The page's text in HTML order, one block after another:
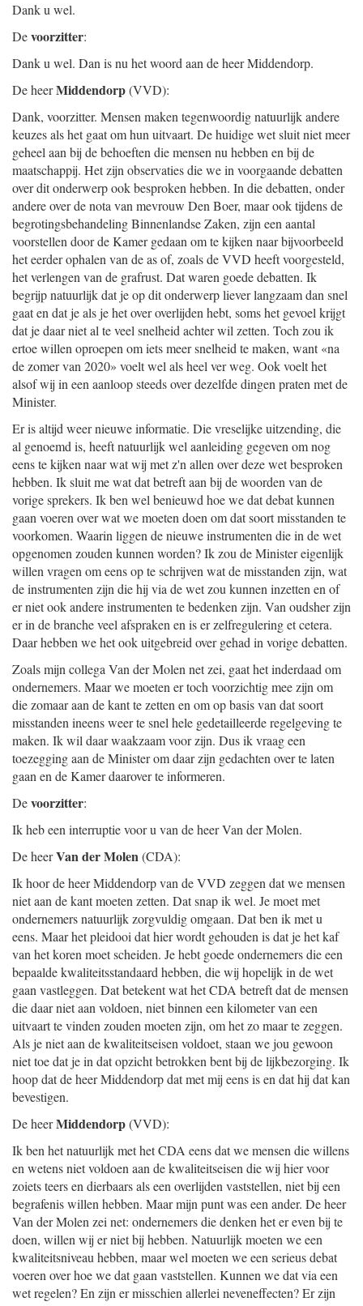
Dank u wel.
Devoorzitter:
Dank u wel. Dan is nu het woord aan de heer Middendorp.
De heerMiddendorp(VVD):
Dank, voorzitter. Mensen maken tegenwoordig natuurlijk andere
keuzes als het gaat om hun uitvaart. De huidige wet sluit niet meer
geheel aan bij de behoeften die mensen nu hebben en bij de
maatschappij. Het zijn observaties die we in voorgaande debatten
over dit onderwerp ook besproken hebben. In die debatten, onder
andere over de nota van mevrouw Den Boer, maar ook tijdens de
begrotingsbehandeling Binnenlandse Zaken, zijn een aantal
voorstellen door de Kamer gedaan om te kijken naar bijvoorbeeld
het eerder ophalen van de as of, zoals de VVD heeft voorgesteld,
het verlengen van de grafrust. Dat waren goede debatten. Ik
begrijp natuurlijk dat je op dit onderwerp liever langzaam dan snel
gaat en dat je als je het over overlijden hebt, soms het gevoel krijgt
dat je daar niet al te veel snelheid achter wil zetten. Toch zou ik
ertoe willen oproepen om iets meer snelheid te maken, want «na
de zomer van 2020» voelt wel als heel ver weg. Ook voelt het
alsof wij in een aanloop steeds over dezelfde dingen praten met de
Minister.
Er is altijd weer nieuwe informatie. Die vreselijke uitzending, die
al genoemd is, heeft natuurlijk wel aanleiding gegeven om nog
eens te kijken naar wat wij met z'n allen over deze wet besproken
hebben. Ik sluit me wat dat betreft aan bij de woorden van de
vorige sprekers. Ik ben wel benieuwd hoe we dat debat kunnen
gaan voeren over wat we moeten doen om dat soort misstanden te
voorkomen. Waarin liggen de nieuwe instrumenten die in de wet
opgenomen zouden kunnen worden? Ik zou de Minister eigenlijk
willen vragen om eens op te schrijven wat de misstanden zijn, wat
de instrumenten zijn die hij via de wet zou kunnen inzetten en of
er niet ook andere instrumenten te bedenken zijn. Van oudsher zijn
er in de branche veel afspraken en is er zelfregulering et cetera.
Daar hebben we het ook uitgebreid over gehad in vorige debatten.
Zoals mijn collega Van der Molen net zei, gaat het inderdaad om
ondernemers. Maar we moeten er toch voorzichtig mee zijn om
die zomaar aan de kant te zetten en om op basis van dat soort
misstanden ineens weer te snel hele gedetailleerde regelgeving te
maken. Ik wil daar waakzaam voor zijn. Dus ik vraag een
toezegging aan de Minister om daar zijn gedachten over te laten
gaan en de Kamer daarover te informeren.
Devoorzitter:
Ik heb een interruptie voor u van de heer Van der Molen.
De heerVan der Molen(CDA):
Ik hoor de heer Middendorp van de VVD zeggen dat we mensen
niet aan de kant moeten zetten. Dat snap ik wel. Je moet met
ondernemers natuurlijk zorgvuldig omgaan. Dat ben ik met u
eens. Maar het pleidooi dat hier wordt gehouden is dat je het kaf
van het koren moet scheiden. Je hebt goede ondernemers die een
bepaalde kwaliteitsstandaard hebben, die wij hopelijk in de wet
gaan vastleggen. Dat betekent wat het CDA betreft dat de mensen
die daar niet aan voldoen, niet binnen een kilometer van een
uitvaart te vinden zouden moeten zijn, om het zo maar te zeggen.
Als je niet aan de kwaliteitseisen voldoet, staan we jou gewoon
niet toe dat je in dat opzicht betrokken bent bij de lijkbezorging. Ik
hoop dat de heer Middendorp dat met mij eens is en dat hij dat kan
bevestigen.
De heerMiddendorp(VVD):
Ik ben het natuurlijk met het CDA eens dat we mensen die willens
en wetens niet voldoen aan de kwaliteitseisen die wij hier voor
zoiets teers en dierbaars als een overlijden vaststellen, niet bij een
begrafenis willen hebben. Maar mijn punt was een ander. De heer
Van der Molen zei net: ondernemers die denken het er even bij te
doen, willen wij er niet bij hebben. Natuurlijk moeten we een
kwaliteitsniveau hebben, maar wel moeten we een serieus debat
voeren over hoe we dat gaan vaststellen. Kunnen we dat via een
wet regelen? En zijn er misschien allerlei neveneffecten? Er zijn